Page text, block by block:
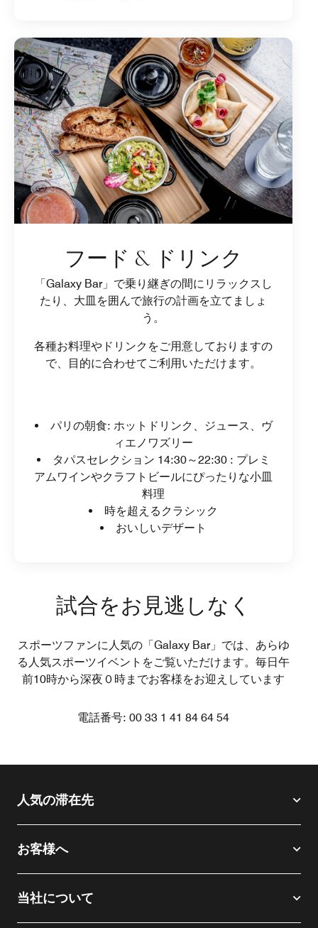
フード & ドリンク
「Galaxy Bar」で乗り継ぎの間にリラックスし
たり、大皿を囲んで旅行の計画を立てましょ
う。
各種お料理やドリンクをご用意しておりますの
で、目的に合わせてご利用いただけます。
パリの朝食: ホットドリンク、ジュース、ヴ
ィエノワズリー
タパスセレクション 14:30～22:30 : プレミ
アムワインやクラフトビールにぴったりな小皿
料理
時を超えるクラシック
おいしいデザート
試合をお見逃しなく
スポーツファンに人気の「Galaxy Bar」では、あらゆ
る人気スポーツイベントをご覧いただけます。毎日午
前10時から深夜０時までお客様をお迎えしています
電話番号: 00 33 1 41 84 64 54
人気の滞在先
お客様へ
当社について